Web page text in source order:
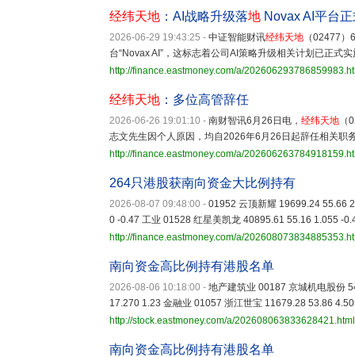
经纬天地 ：AI战略升级落地 Novax AI平台
2026-06-29 19:43:25 - 中证智能财讯经纬天地 （02477
台“Novax AI”，这标志着公司AI策略升级相关计划已正式实
http://finance.eastmoney.com/a/
经纬天地 ：多位高管辞任
2026-06-26 19:01:10 - 南财智讯6月26日电， 经纬天地
志文先生因个人原因，均自2026年6月26日起辞任相关职
http://finance.eastmoney.com/a/
264只港股获南向资金大比例持有
2026-08-07 09:48:00 - 01952 云顶新耀 19699.24 55.66
0 -0.47 工业 01528 红星美凯龙 40895.61 55.16 1.055 -
http://finance.eastmoney.com/a/
南向资金高比例持有港股名单
2026-08-06 10:18:00 - 地产建筑业 00187 京城机电股份
17.270 1.23 金融业 01057 浙江世宝 11679.28 53.86
http://stock.eastmoney.com/a/202608063833628421.html
南向资金高比例持有港股名单